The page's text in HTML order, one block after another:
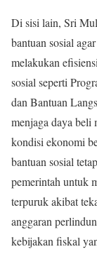
Di sisi lain, Sri
bantuan sosial
melakukan
sosial seperti
dan Bantuan
menjaga daya beli
kondisi ekonomi
bantuan sosial
pemerintah untuk
terpuruk akibat
anggaran
kebijakan fiskal